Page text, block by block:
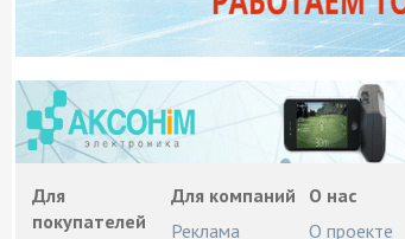
Для
покупателей
Для компаний
Реклама
О нас
О проекте